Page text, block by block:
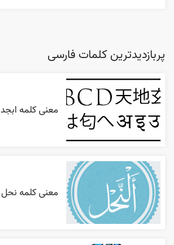
پربازدیدترین کلمات فارسی
معنی کلمه ابجد
معنی کلمه نحل